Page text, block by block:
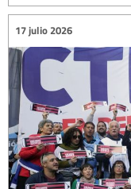
17 julio 2026